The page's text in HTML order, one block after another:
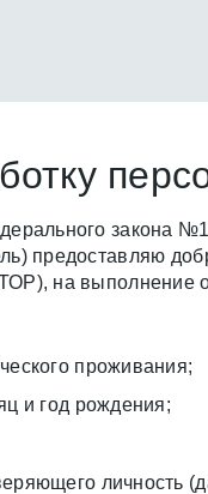
закона
предоставляю
на выполнение
проживания;
и год рождения;
личность